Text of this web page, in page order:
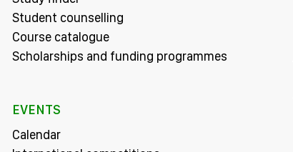
Student counselling
Course catalogue
Scholarships and funding programmes
EVENTS
Calendar